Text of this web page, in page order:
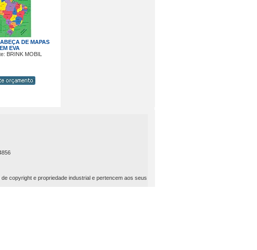
DE MAPAS
EM EVA
BRINK MOBIL
copyright e propriedade industrial e pertencem aos seus